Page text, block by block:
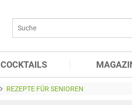
COCKTAILS
REZEPTE FÜR SENIOREN